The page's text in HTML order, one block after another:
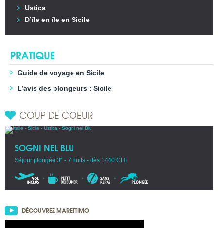
Ustica
D’île en île en Sicile
PRATIQUE
Guide de voyage en Sicile
L’avis des plongeurs : Sicile
COUP DE COEUR
SOGNI NEL BLU
Séjour plongée 3* - 7 nuits - dès 1440 CHF
DÉCOUVREZ MARETTIMO